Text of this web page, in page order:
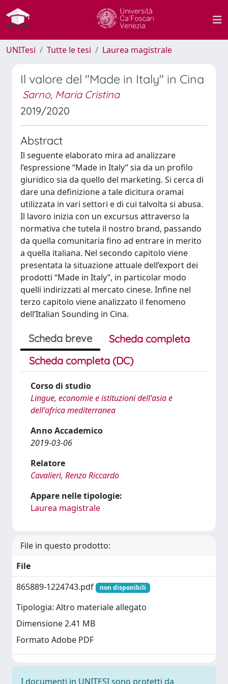
UNITesi Tutte le tesi Laurea magistrale
Il valore del "Made in Italy" in Cina
Sarno, Maria Cristina
2019/2020
Abstract
Il seguente elaborato mira ad analizzare
l’espressione “Made in Italy” sia da un profilo
giuridico sia da quello del marketing. Si cerca di
dare una definizione a tale dicitura oramai
utilizzata in vari settori e di cui talvolta si abusa.
Il lavoro inizia con un excursus attraverso la
normativa che tutela il nostro brand, passando
da quella comunitaria fino ad entrare in merito
a quella italiana. Nel secondo capitolo viene
presentata la situazione attuale dell’export dei
prodotti “Made in Italy”, in particolar modo
quelli indirizzati al mercato cinese. Infine nel
terzo capitolo viene analizzato il fenomeno
dell’Italian Sounding in Cina.
Scheda breve
Scheda completa
Scheda completa (DC)
Corso di studio
Lingue, economie e istituzioni dell'asia e
dell'africa mediterranea
Anno Accademico
2019-03-06
Relatore
Cavalieri, Renzo Riccardo
Appare nelle tipologie:
Laurea magistrale
File in questo prodotto:
File
865889-1224743.pdf
non disponibili
Tipologia: Altro materiale allegato
Dimensione 2.41 MB
Formato Adobe PDF
I documenti in UNITESI sono protetti da